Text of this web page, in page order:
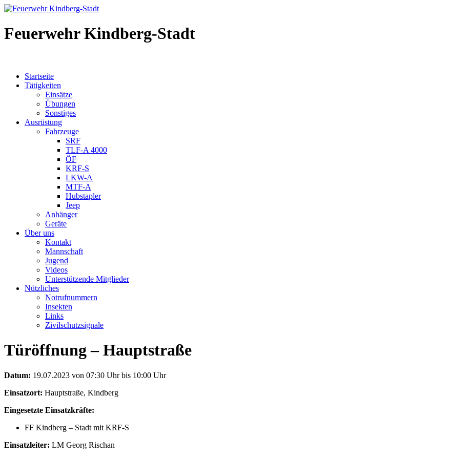
Feuerwehr Kindberg-Stadt
Startseite
Tätigkeiten
Einsätze
Übungen
Sonstiges
Ausrüstung
Fahrzeuge
SRF
TLF-A 4000
ÖF
KRF-S
LKW-A
MTF-A
Hubstapler
Jeep
Anhänger
Geräte
Über uns
Kontakt
Mannschaft
Jugend
Videos
Unterstützende Mitglieder
Nützliches
Notrufnummern
Insekten
Links
Zivilschutzsignale
Türöffnung – Hauptstraße
Datum: 19.07.2023 von 07:30 Uhr bis 10:00 Uhr
Einsatzort: Hauptstraße, Kindberg
Eingesetzte Einsatzkräfte:
FF Kindberg – Stadt mit KRF-S
Einsatzleiter: LM Georg Rischan